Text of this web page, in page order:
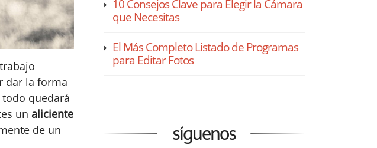
dar la forma
quedará
un aliciente
de un
10 Consejos Clave para Elegir la Cámara
que Necesitas
El Más Completo Listado de Programas
para Editar Fotos
síguenos